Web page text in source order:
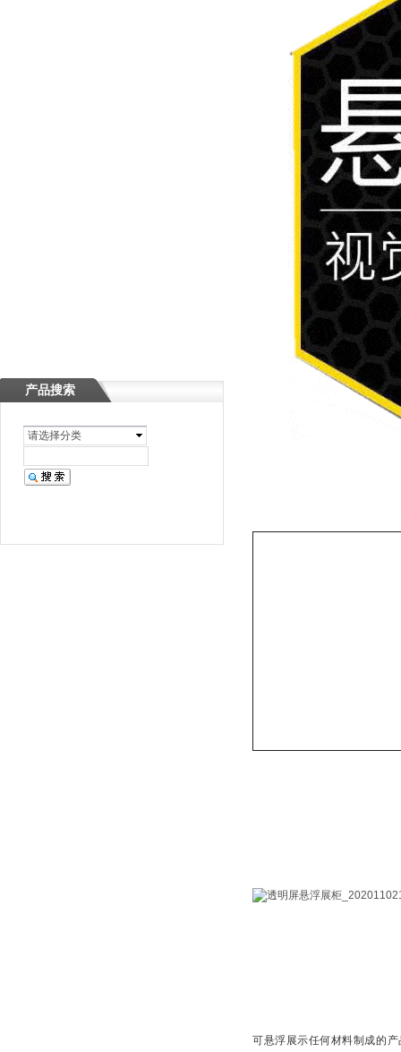
产品搜索
请选择分类
可悬浮展示任何材料制成的